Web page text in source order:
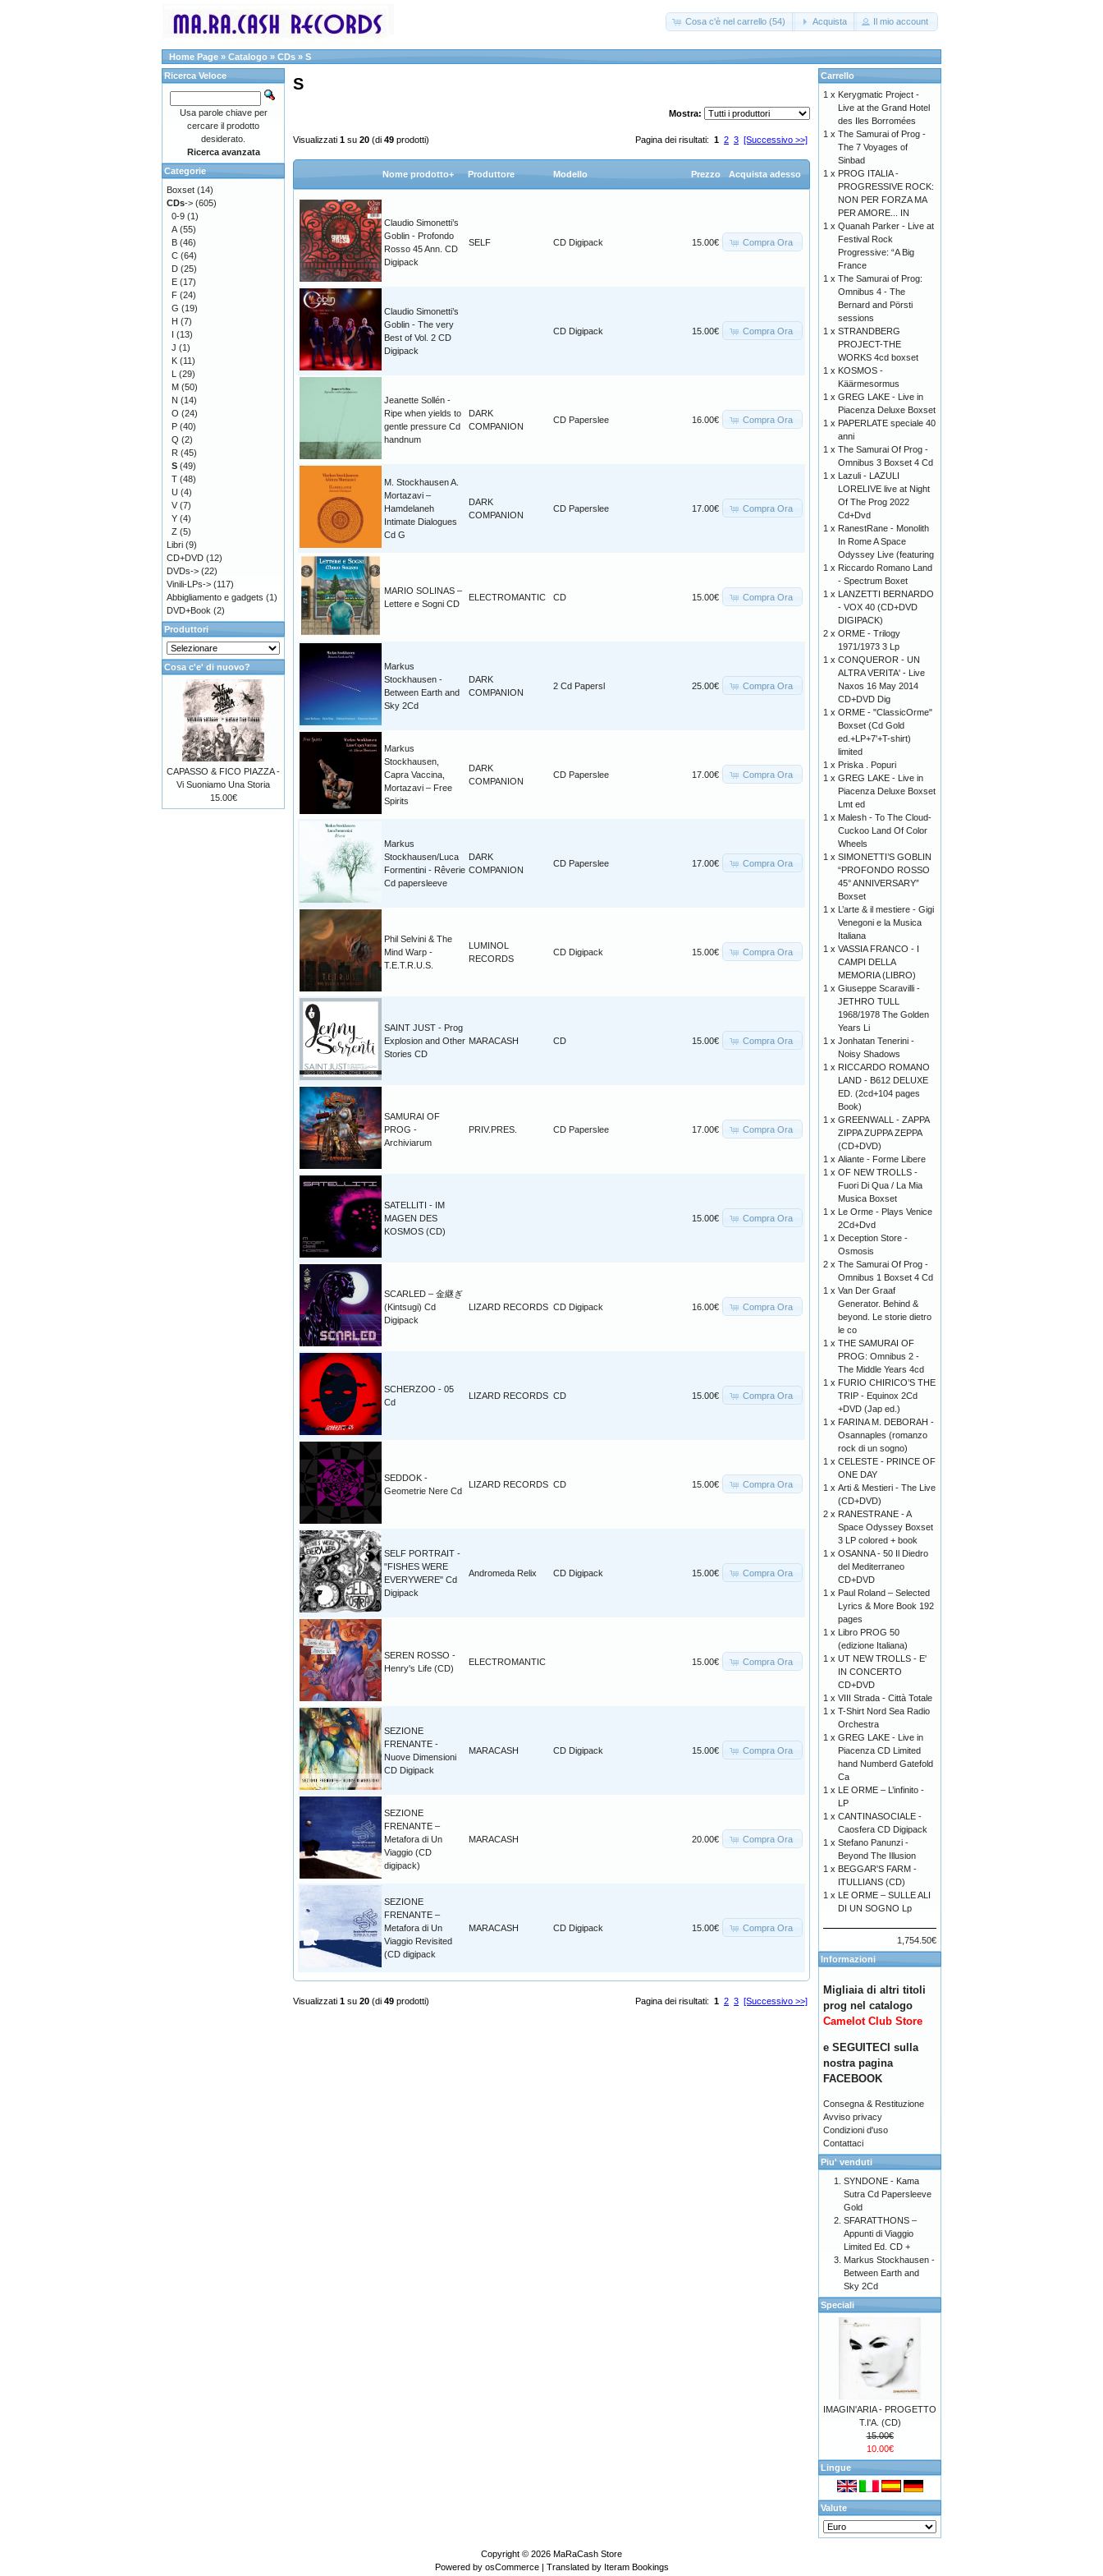
Cosa c'è nel carrello (54) Acquista Il mio account
Home Page » Catalogo » CDs » S
S
Mostra:
Pagina dei risultati: 1 2 3 [Successivo >>]
Visualizzati 1 su 20 (di 49 prodotti)
Nome prodotto+ Produttore Modello Prezzo Acquista adesso
Claudio Simonetti’s
Goblin - Profondo
Rosso 45 Ann. CD
Digipack
SELF CD Digipack 15.00€ Compra Ora
Claudio Simonetti’s
Goblin - The very
Best of Vol. 2 CD
Digipack
CD Digipack 15.00€ Compra Ora
Jeanette Sollén -
Ripe when yields to
gentle pressure Cd
handnum
DARK
COMPANION
CD Paperslee 16.00€ Compra Ora
M. Stockhausen A.
Mortazavi –
Hamdelaneh
Intimate Dialogues
Cd G
DARK
COMPANION
CD Paperslee 17.00€ Compra Ora
MARIO SOLINAS –
Lettere e Sogni CD
ELECTROMANTIC CD 15.00€ Compra Ora
Markus
Stockhausen -
Between Earth and
Sky 2Cd
DARK
COMPANION
2 Cd Papersl 25.00€ Compra Ora
Markus
Stockhausen,
Capra Vaccina,
Mortazavi – Free
Spirits
DARK
COMPANION
CD Paperslee 17.00€ Compra Ora
Markus
Stockhausen/Luca
Formentini - Rêverie
Cd papersleeve
DARK
COMPANION
CD Paperslee 17.00€ Compra Ora
Phil Selvini & The
Mind Warp -
T.E.T.R.U.S.
LUMINOL
RECORDS
CD Digipack 15.00€ Compra Ora
SAINT JUST - Prog
Explosion and Other
Stories CD
MARACASH CD 15.00€ Compra Ora
SAMURAI OF
PROG -
Archiviarum
PRIV.PRES. CD Paperslee 17.00€ Compra Ora
SATELLITI - IM
MAGEN DES
KOSMOS (CD)
15.00€ Compra Ora
SCARLED – 金継ぎ
(Kintsugi) Cd
Digipack
LIZARD RECORDS CD Digipack 16.00€ Compra Ora
SCHERZOO - 05
Cd
LIZARD RECORDS CD 15.00€ Compra Ora
SEDDOK -
Geometrie Nere Cd
LIZARD RECORDS CD 15.00€ Compra Ora
SELF PORTRAIT -
"FISHES WERE
EVERYWERE" Cd
Digipack
Andromeda Relix CD Digipack 15.00€ Compra Ora
SEREN ROSSO -
Henry's Life (CD)
ELECTROMANTIC 15.00€ Compra Ora
SEZIONE
FRENANTE -
Nuove Dimensioni
CD Digipack
MARACASH CD Digipack 15.00€ Compra Ora
SEZIONE
FRENANTE –
Metafora di Un
Viaggio (CD
digipack)
MARACASH 20.00€ Compra Ora
SEZIONE
FRENANTE –
Metafora di Un
Viaggio Revisited
(CD digipack
MARACASH CD Digipack 15.00€ Compra Ora
Pagina dei risultati: 1 2 3 [Successivo >>]
Visualizzati 1 su 20 (di 49 prodotti)
Ricerca Veloce
Usa parole chiave per
cercare il prodotto
desiderato.
Ricerca avanzata
Categorie
Boxset (14)
CDs-> (605)
0-9 (1)
A (55)
B (46)
C (64)
D (25)
E (17)
F (24)
G (19)
H (7)
I (13)
J (1)
K (11)
L (29)
M (50)
N (14)
O (24)
P (40)
Q (2)
R (45)
S (49)
T (48)
U (4)
V (7)
Y (4)
Z (5)
Libri (9)
CD+DVD (12)
DVDs-> (22)
Vinili-LPs-> (117)
Abbigliamento e gadgets (1)
DVD+Book (2)
Produttori
Cosa c'e' di nuovo?
CAPASSO & FICO PIAZZA -
Vi Suoniamo Una Storia
15.00€
Carrello
1 x Kerygmatic Project -
Live at the Grand Hotel
des Iles Borromées
1 x The Samurai of Prog -
The 7 Voyages of
Sinbad
1 x PROG ITALIA -
PROGRESSIVE ROCK:
NON PER FORZA MA
PER AMORE... IN
1 x Quanah Parker - Live at
Festival Rock
Progressive: “A Big
France
1 x The Samurai of Prog:
Omnibus 4 - The
Bernard and Pörsti
sessions
1 x STRANDBERG
PROJECT-THE
WORKS 4cd boxset
1 x KOSMOS -
Käärmesormus
1 x GREG LAKE - Live in
Piacenza Deluxe Boxset
1 x PAPERLATE speciale 40
anni
1 x The Samurai Of Prog -
Omnibus 3 Boxset 4 Cd
1 x Lazuli - LAZULI
LORELIVE live at Night
Of The Prog 2022
Cd+Dvd
1 x RanestRane - Monolith
In Rome A Space
Odyssey Live (featuring
1 x Riccardo Romano Land
- Spectrum Boxet
1 x LANZETTI BERNARDO
- VOX 40 (CD+DVD
DIGIPACK)
2 x ORME - Trilogy
1971/1973 3 Lp
1 x CONQUEROR - UN
ALTRA VERITA' - Live
Naxos 16 May 2014
CD+DVD Dig
1 x ORME - "ClassicOrme"
Boxset (Cd Gold
ed.+LP+7'+T-shirt)
limited
1 x Priska . Popuri
1 x GREG LAKE - Live in
Piacenza Deluxe Boxset
Lmt ed
1 x Malesh - To The Cloud-
Cuckoo Land Of Color
Wheels
1 x SIMONETTI’S GOBLIN
“PROFONDO ROSSO
45° ANNIVERSARY”
Boxset
1 x L’arte & il mestiere - Gigi
Venegoni e la Musica
Italiana
1 x VASSIA FRANCO - I
CAMPI DELLA
MEMORIA (LIBRO)
1 x Giuseppe Scaravilli -
JETHRO TULL
1968/1978 The Golden
Years Li
1 x Jonhatan Tenerini -
Noisy Shadows
1 x RICCARDO ROMANO
LAND - B612 DELUXE
ED. (2cd+104 pages
Book)
1 x GREENWALL - ZAPPA
ZIPPA ZUPPA ZEPPA
(CD+DVD)
1 x Aliante - Forme Libere
1 x OF NEW TROLLS -
Fuori Di Qua / La Mia
Musica Boxset
1 x Le Orme - Plays Venice
2Cd+Dvd
1 x Deception Store -
Osmosis
2 x The Samurai Of Prog -
Omnibus 1 Boxset 4 Cd
1 x Van Der Graaf
Generator. Behind &
beyond. Le storie dietro
le co
1 x THE SAMURAI OF
PROG: Omnibus 2 -
The Middle Years 4cd
1 x FURIO CHIRICO’S THE
TRIP - Equinox 2Cd
+DVD (Jap ed.)
1 x FARINA M. DEBORAH -
Osannaples (romanzo
rock di un sogno)
1 x CELESTE - PRINCE OF
ONE DAY
1 x Arti & Mestieri - The Live
(CD+DVD)
2 x RANESTRANE - A
Space Odyssey Boxset
3 LP colored + book
1 x OSANNA - 50 Il Diedro
del Mediterraneo
CD+DVD
1 x Paul Roland – Selected
Lyrics & More Book 192
pages
1 x Libro PROG 50
(edizione Italiana)
1 x UT NEW TROLLS - E'
IN CONCERTO
CD+DVD
1 x VIII Strada - Città Totale
1 x T-Shirt Nord Sea Radio
Orchestra
1 x GREG LAKE - Live in
Piacenza CD Limited
hand Numberd Gatefold
Ca
1 x LE ORME – L’infinito -
LP
1 x CANTINASOCIALE -
Caosfera CD Digipack
1 x Stefano Panunzi -
Beyond The Illusion
1 x BEGGAR'S FARM -
ITULLIANS (CD)
1 x LE ORME – SULLE ALI
DI UN SOGNO Lp
1,754.50€
Informazioni
Migliaia di altri titoli
prog nel catalogo
Camelot Club Store
e SEGUITECI sulla
nostra pagina
FACEBOOK
Consegna & Restituzione
Avviso privacy
Condizioni d'uso
Contattaci
Piu' venduti
SYNDONE - Kama
Sutra Cd Papersleeve
Gold
SFARATTHONS –
Appunti di Viaggio
Limited Ed. CD +
Markus Stockhausen -
Between Earth and
Sky 2Cd
Speciali
IMAGIN'ARIA - PROGETTO
T.I'A. (CD)
15.00€
10.00€
Lingue
Valute
Copyright © 2026 MaRaCash Store
Powered by osCommerce| Translated by Iteram Bookings